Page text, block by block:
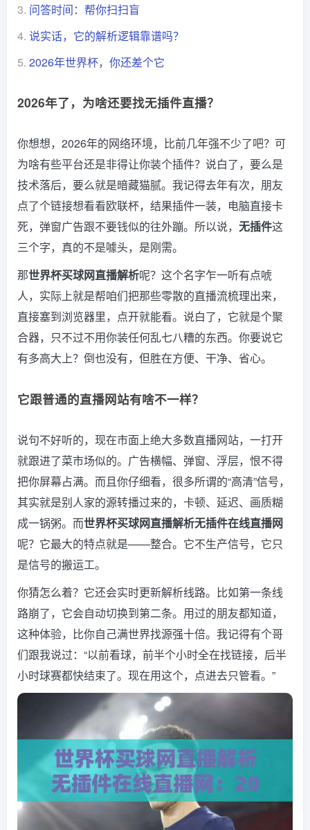
3. 问答时间：帮你扫扫盲
4. 说实话，它的解析逻辑靠谱吗？
5. 2026年世界杯，你还差个它
2026年了，为啥还要找无插件直播？
你想想，2026年的网络环境，比前几年强不少了吧？可
为啥有些平台还是非得让你装个插件？说白了，要么是
技术落后，要么就是暗藏猫腻。我记得去年有次，朋友
点了个链接想看看欧联杯，结果插件一装，电脑直接卡
死，弹窗广告跟不要钱似的往外蹦。所以说， 无插件这
三个字，真的不是噱头，是刚需。
那世界杯买球网直播解析呢？这个名字乍一听有点唬
人，实际上就是帮咱们把那些零散的直播流梳理出来，
直接塞到浏览器里，点开就能看。说白了，它就是个聚
合器，只不过不用你装任何乱七八糟的东西。你要说它
有多高大上？倒也没有，但胜在方便、干净、省心。
它跟普通的直播网站有啥不一样？
说句不好听的，现在市面上绝大多数直播网站，一打开
就跟进了菜市场似的。广告横幅、弹窗、浮层，恨不得
把你屏幕占满。而且你仔细看，很多所谓的“高清”信号，
其实就是别人家的源转播过来的，卡顿、延迟、画质糊
成一锅粥。而世界杯买球网直播解析无插件在线直播网
呢？它最大的特点就是——整合。它不生产信号，它只
是信号的搬运工。
你猜怎么着？它还会实时更新解析线路。比如第一条线
路崩了，它会自动切换到第二条。用过的朋友都知道，
这种体验，比你自己满世界找源强十倍。我记得有个哥
们跟我说过：“以前看球，前半个小时全在找链接，后半
小时球赛都快结束了。现在用这个，点进去只管看。”